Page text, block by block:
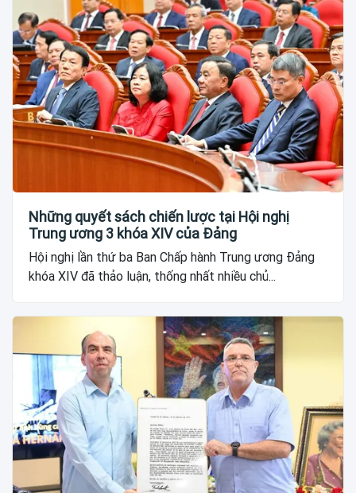
Những quyết sách chiến lược tại Hội nghị
Trung ương 3 khóa XIV của Đảng
Hội nghị lần thứ ba Ban Chấp hành Trung ương Đảng
khóa XIV đã thảo luận, thống nhất nhiều chủ...